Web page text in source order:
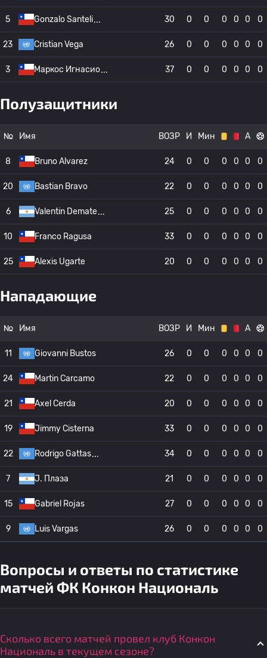
5 Gonzalo Santeli 30 0 0 0 0 0 0
23 Cristian Vega 26 0 0 0 0 0 0
3 Маркос Игнасио 37 0 0 0 0 0 0
Полузащитники
№ Имя ВОЗР И Мин А
8 Bruno Alvarez 24 0 0 0 0 0 0
20 Bastian Bravo 22 0 0 0 0 0 0
6 Valentin Demate 25 0 0 0 0 0 0
10 Franco Ragusa 33 0 0 0 0 0 0
25 Alexis Ugarte 20 0 0 0 0 0 0
Нападающие
№ Имя ВОЗР И Мин А
11 Giovanni Bustos 26 0 0 0 0 0 0
24 Martin Carcamo 22 0 0 0 0 0 0
21 Axel Cerda 20 0 0 0 0 0 0
19 Jimmy Cisterna 33 0 0 0 0 0 0
22 Rodrigo Gattas 34 0 0 0 0 0 0
7 J. Плаза 21 0 0 0 0 0 0
15 Gabriel Rojas 27 0 0 0 0 0 0
9 Luis Vargas 26 0 0 0 0 0 0
Вопросы и ответы по статистике
матчей ФК Конкон Националь
Сколько всего матчей провел клуб Конкон
Националь в текущем сезоне?